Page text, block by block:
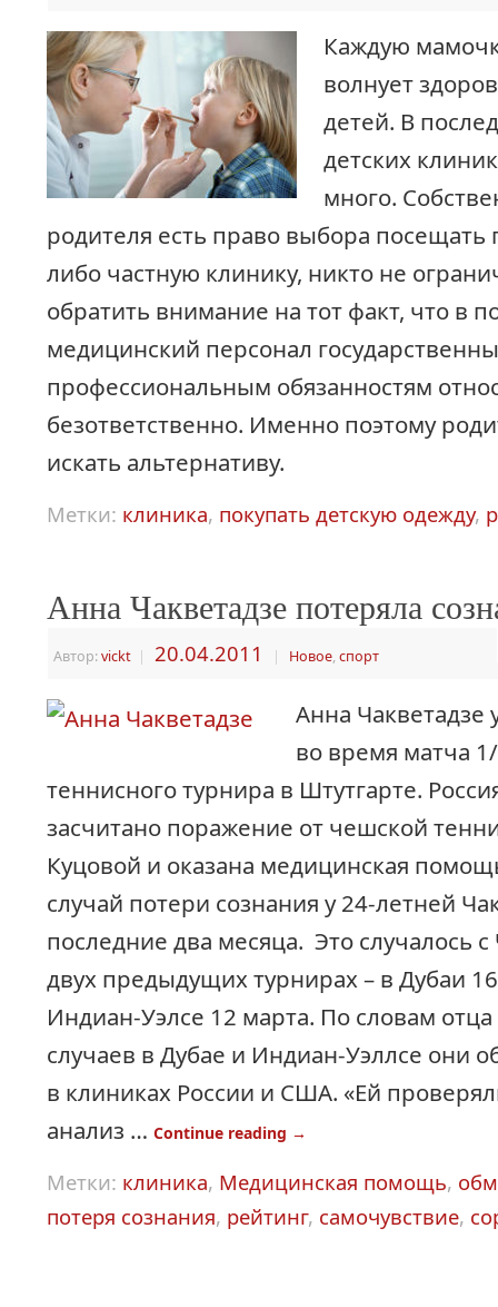
Каждую
волнует
детей. В
детских
много.
родителя есть право выбора посещать
либо частную клинику, никто не
обратить внимание на тот факт, что в
медицинский персонал
профессиональным обязанностям
безответственно. Именно поэтому
искать альтернативу.
Метки: клиника, покупать детскую одежду,
Анна Чакветадзе потеряла
Автор:vickt | 20.04.2011 | Новое, спорт
Анна Чакветадзе
во время матча
теннисного турнира в Штутгарте.
засчитано поражение от чешской
Куцовой и оказана медицинская
случай потери сознания у 24-летней
последние два месяца. Это случалось с
двух предыдущих турнирах – в Дубаи
Индиан-Уэлсе 12 марта. По словам
случаев в Дубае и Индиан-Уэллсе они
в клиниках России и США. «Ей
анализ … Continue reading →
Метки: клиника, Медицинская помощь,
потеря сознания, рейтинг, самочувствие,